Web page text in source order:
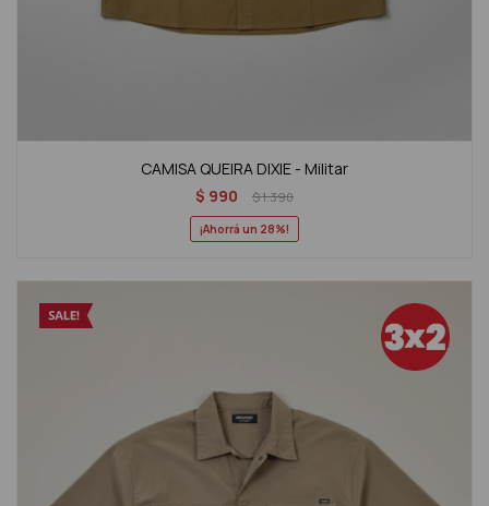
CAMISA QUEIRA DIXIE - Militar
$ 990 $1.390
28